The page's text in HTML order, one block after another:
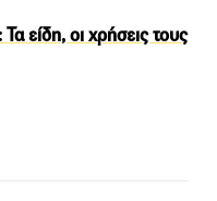
είδη, οι χρήσεις τους